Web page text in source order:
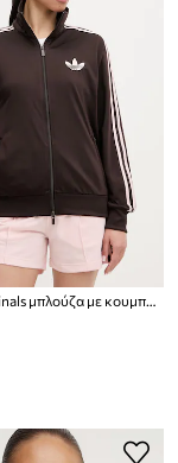
adidas Originals μπλούζα με κουμπιά Γυναικεία